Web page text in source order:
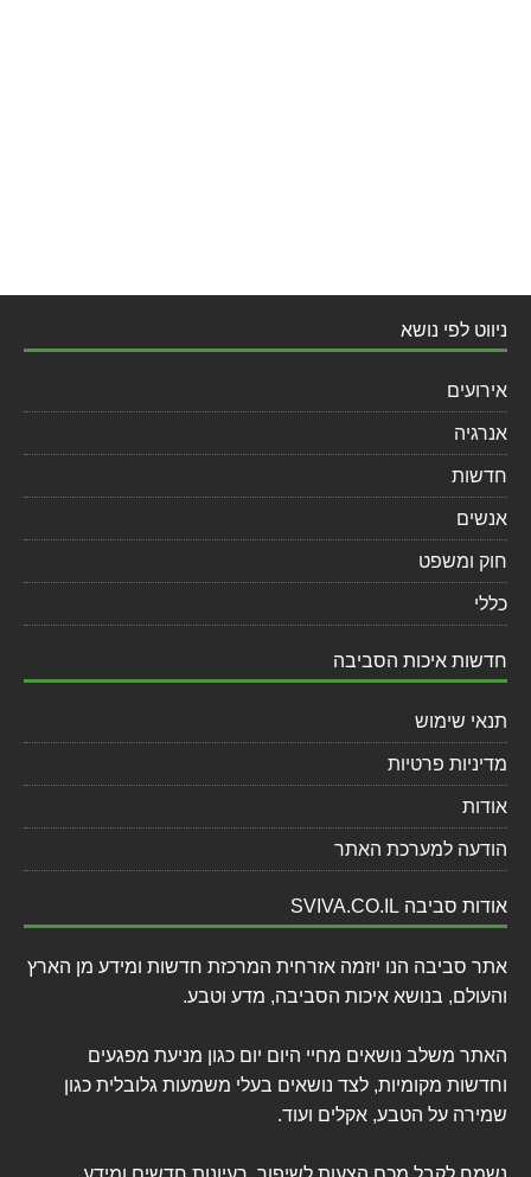
ניווט לפי נושא
אירועים
אנרגיה
חדשות
אנשים
חוק ומשפט
כללי
חדשות איכות הסביבה
תנאי שימוש
מדיניות פרטיות
אודות
הודעה למערכת האתר
אודות סביבה SVIVA.CO.IL
אתר סביבה הנו יוזמה אזרחית המרכזת חדשות ומידע מן הארץ
והעולם, בנושא איכות הסביבה, מדע וטבע.
האתר משלב נושאים מחיי היום יום כגון מניעת מפגעים
וחדשות מקומיות, לצד נושאים בעלי משמעות גלובלית כגון
שמירה על הטבע, אקלים ועוד.